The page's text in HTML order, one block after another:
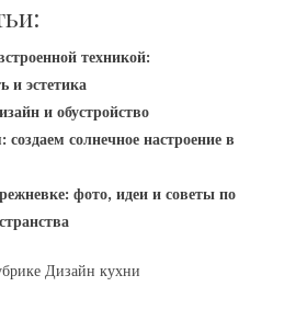
техникой:
и эстетика
и обустройство
солнечное настроение в
фото, идеи и советы по
Дизайн кухни